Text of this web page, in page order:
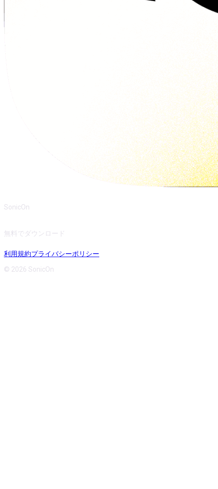
SonicOn
無料でダウンロード
利用規約プライバシーポリシー
© 2026 SonicOn